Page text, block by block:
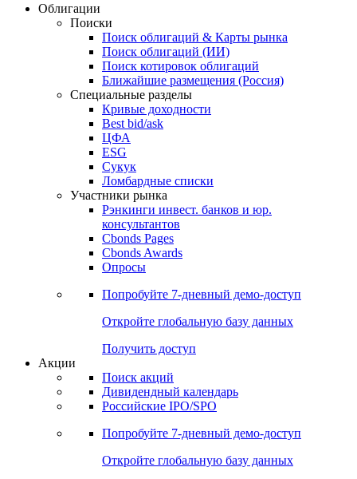
Облигации
Поиски
Поиск облигаций & Карты рынка
Поиск облигаций (ИИ)
Поиск котировок облигаций
Ближайшие размещения (Россия)
Специальные разделы
Кривые доходности
Best bid/ask
ЦФА
ESG
Сукук
Ломбардные списки
Участники рынка
Рэнкинги инвест. банков и юр.
консультантов
Cbonds Pages
Cbonds Awards
Опросы
Попробуйте 7-дневный демо-доступ
Откройте глобальную базу данных
Получить доступ
Акции
Поиск акций
Дивидендный календарь
Российские IPO/SPO
Попробуйте 7-дневный демо-доступ
Откройте глобальную базу данных